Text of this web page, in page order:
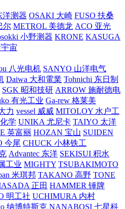
洋测器 OSAKI 大崎 FUSO 扶桑
尔 METROL 美德龙 ACO 亚光
小野测器 KRONE KASUGA
宙
八光电机 SANYO 山洋电气
Daiwa 大和電業 Tohnichi 东日制
SGK 昭和技研 ARROW 施耐德电
有光工业 Ga-rew 格莱美
力 vessel 威威 MITOLOY 水户工
学 UNIKA 尤尼卡 TAIYO 太洋
英富丽 HOZAN 宝山 SUIDEN
今尾 CHUCK 小林铁工
Advantec 东洋 SEKISUI 积水
工业 MIGHTY TSUBAKIMOTO
米琪邦 TAKANO 高野 TONE
正田 HAMMER 锤牌
明工社 UCHIMURA 内村
纳博特斯克 NANABOSI 七星科